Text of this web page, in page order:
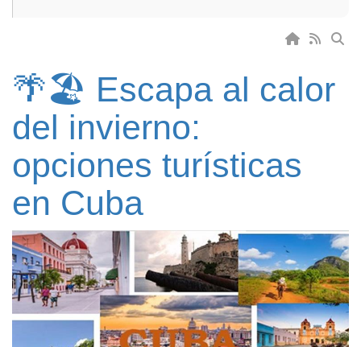
🌴🏖️ Escapa al calor
del invierno:
opciones turísticas
en Cuba